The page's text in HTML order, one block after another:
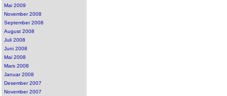
Mai 2009
November 2008
September 2008
August 2008
Juli 2008
Juni 2008
Mai 2008
Mars 2008
Januar 2008
Desember 2007
November 2007